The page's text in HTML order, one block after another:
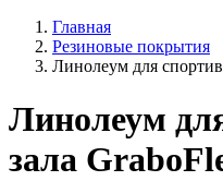
Главная
Резиновые покрытия
Линолеум для
Линолеум
зала